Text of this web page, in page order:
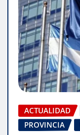
ACTUALIDAD
PROVINCIA